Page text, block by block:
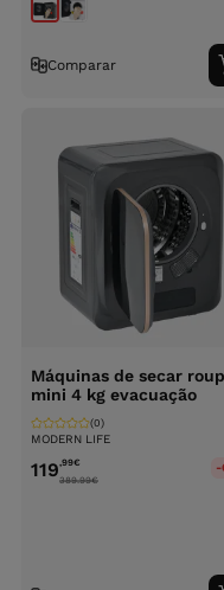
Comparar
Máquinas de secar
mini 4 kg evacuação
MODERN LIFE
(0)
119,99€
389.99€
-